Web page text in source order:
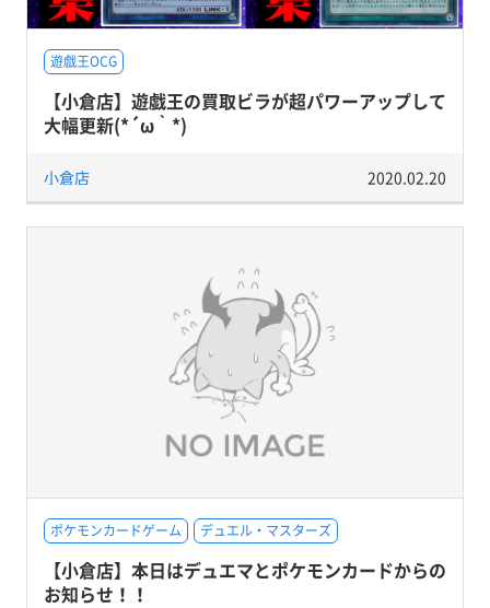
遊戯王OCG
【小倉店】遊戯王の買取ビラが超パワーアップして
大幅更新(*´ω｀*)
小倉店 2020.02.20
ポケモンカードゲーム デュエル・マスターズ
【小倉店】本日はデュエマとポケモンカードからの
お知らせ！！